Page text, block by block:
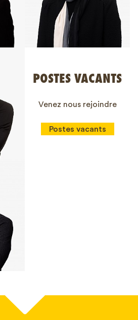
POSTES VACANTS
Venez nous rejoindre
Postes vacants